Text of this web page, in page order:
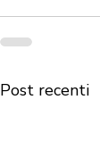
Post recenti